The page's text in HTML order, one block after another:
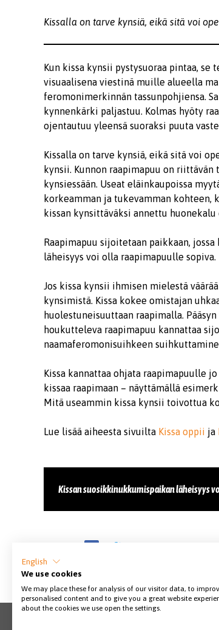
Kissalla on tarve kynsiä, eikä sitä voi
Kun kissa kynsii pystysuoraa pintaa,
visuaalisena viestinä muille alueella
feromonimerkinnän tassunpohjiensa.
kynnenkärki paljastuu. Kolmas hyöty
ojentautuu yleensä suoraksi puuta
Kissalla on tarve kynsiä, eikä sitä voi
kynsii. Kunnon raapimapuu on
kynsiessään. Useat eläinkaupoissa
korkeamman ja tukevamman kohteen,
kissan kynsittäväksi annettu
Raapimapuu sijoitetaan paikkaan,
läheisyys voi olla raapimapuulle
Jos kissa kynsii ihmisen mielestä
kynsimistä. Kissa kokee omistajan
huolestuneisuuttaan raapimalla.
houkutteleva raapimapuu kannattaa
naamaferomonisuihkeen
Kissa kannattaa ohjata raapimapuulle
kissaa raapimaan – näyttämällä
Mitä useammin kissa kynsii toivottua
Lue lisää aiheesta sivuilta Kissa oppii ja
Kissan suosikkinukkumispaikan läheisyys
English
We use cookies
We may place these for analysis of our visitor data, to
personalised content and to give you a great website
about the cookies we use open the settings.